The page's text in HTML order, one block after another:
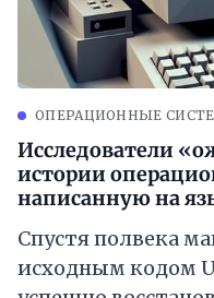
ОПЕРАЦИОННЫЕ
Исследователи
истории
написанную на
Спустя полвека
исходным кодом